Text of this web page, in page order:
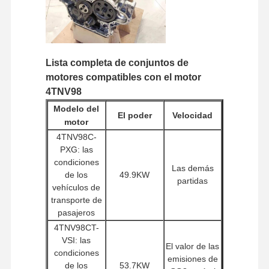
repuestos para excavadora
Lista completa de conjuntos de
motores compatibles con el motor
4TNV98
Modelo del
motor
El poder Velocidad
4TNV98C-
PXG: las
condiciones
de los
vehículos de
transporte de
pasajeros
49.9KW
Las demás
partidas
4TNV98CT-
VSI: las
condiciones
de los
53.7KW
El valor de las
emisiones de